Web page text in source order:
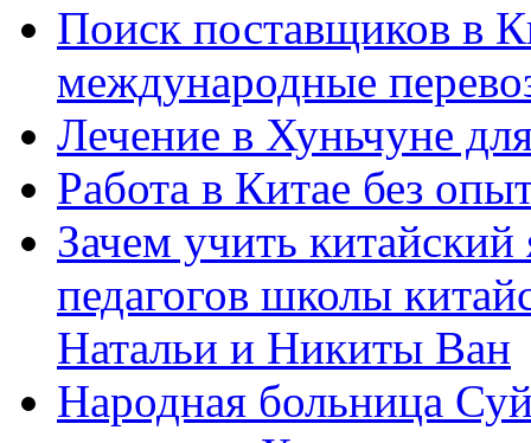
Поиск поставщиков в
международные
Лечение в Хуньчуне
Работа в Китае без
Зачем учить
педагогов школы
Натальи и Никиты Ван
Народная больница